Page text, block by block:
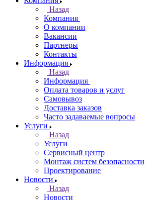
Назад
Компания
О компании
Вакансии
Партнеры
Контакты
Информация
Назад
Информация
Оплата товаров и услуг
Самовывоз
Доставка заказов
Часто задаваемые вопросы
Услуги
Назад
Услуги
Сервисный центр
Монтаж систем безопасности
Проектирование
Новости
Назад
Новости